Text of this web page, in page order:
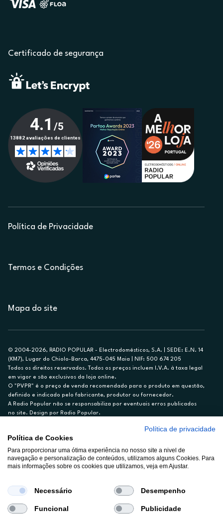
Certificado de segurança
Política de Privacidade
Termos e Condições
Mapa do site
© 2004-2026, RADIO POPULAR - Electrodomésticos, S.A. | SEDE: E.N. 14
(KM7), Lugar do Chiolo-Barca, 4475-045 Maia | NIF: 500 674 205
Todos os direitos reservados. Todos os preços incluem I.V.A. à taxa legal
em vigor e são exclusivos da loja online.
O "PVPR" é o preço de venda recomendado para o produto em questão,
definido e indicado pelo fabricante, produtor ou fornecedor.
A Radio Popular não se responsabiliza por eventuais erros publicados
no site. Design por Radio Popular.
Ex. para limite de crédito de €1.500, reembolsado em 12 meses, TAN
14,79%.
Crédito sujeito a aprovação pelo Cetelem, marca BNP Paribas Personal
Finance, S.A., Sucursal em Portugal. Informe-se no 21 721 90 00 (dias
A Rádio Popular – Eletrodomésticos S.A. (Registo BdP848) atua como
intermediário de crédito a título acessório e com exclusividade (registo
BdP 2314.)
Política de privacidade
Política de Cookies
Para proporcionar uma ótima experiência no nosso site a nivel de
navegação e personalização de conteúdos, utilizamos alguns Cookies. Para
mais informações sobre os cookies que utilizamos, veja em Ajustar.
Necessário Desempenho
Funcional Publicidade